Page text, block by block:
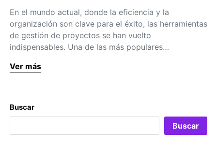
En el mundo actual, donde la eficiencia y la
organización son clave para el éxito, las herramientas
de gestión de proyectos se han vuelto
indispensables. Una de las más populares…
Ver más
Buscar
Buscar